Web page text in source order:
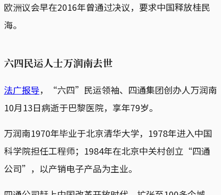
欧洲议会早在2016年曾通过决议，要求中国释放桂民
海。
六四民运人士万润南去世
法广报导，“六四”民运领袖、四通集团创办人万润南
10月13日病逝于巴黎医院，享年79岁。
万润南1970年毕业于北京清华大学，1978年进入中国
科学院担任工程师；1984年在北京中关村创立“四通
公司”，以产销电子产品为主业。